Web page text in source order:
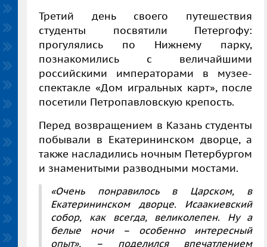
Третий день своего путешествия
студенты посвятили Петергофу:
прогулялись по Нижнему парку,
познакомились с величайшими
российскими императорами в музее-
спектакле «Дом игральных карт», после
посетили Петропавловскую крепость.
Перед возвращением в Казань студенты
побывали в Екатерининском дворце, а
также насладились ночным Петербургом
и знаменитыми разводными мостами.
«Очень понравилось в Царском, в
Екатерининском дворце. Исаакиевский
собор, как всегда, великолепен. Ну а
белые ночи – особенно интересный
опыт», – поделился впечатлением